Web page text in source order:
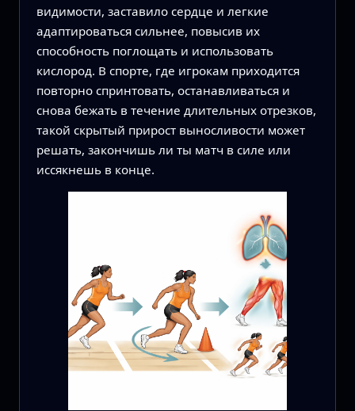
видимости, заставило сердце и легкие
адаптироваться сильнее, повысив их
способность поглощать и использовать
кислород. В спорте, где игрокам приходится
повторно спринтовать, останавливаться и
снова бежать в течение длительных отрезков,
такой скрытый прирост выносливости может
решать, закончишь ли ты матч в силе или
иссякнешь в конце.